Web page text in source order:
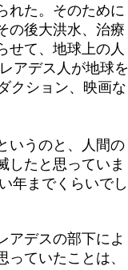
れた。そのために
の後大洪水、治療
せて、地球上の人
アデス人が地球を
クション、映画な
いうのと、人間の
したと思っていま
年までくらいでし
アデスの部下によ
っていたことは、